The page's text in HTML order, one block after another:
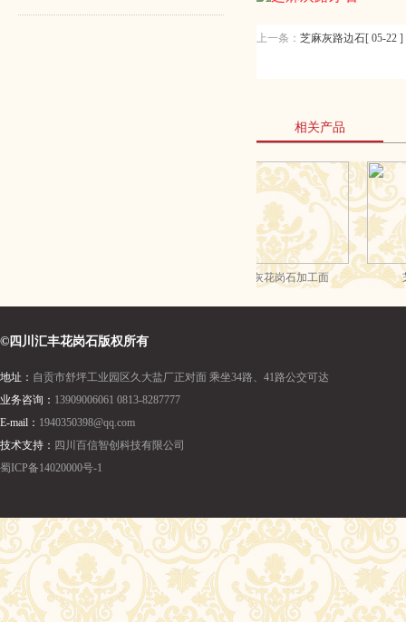
上一条： 芝麻灰路边石[ 05-22 ]
相关产品
©四川汇丰花岗石版权所有
地址： 自贡市舒坪工业园区久大盐厂正对面 乘坐34路、41路公交可达
业务咨询： 13909006061 0813-8287777
E-mail： 1940350398@qq.com
技术支持： 四川百信智创科技有限公司
蜀ICP备14020000号-1